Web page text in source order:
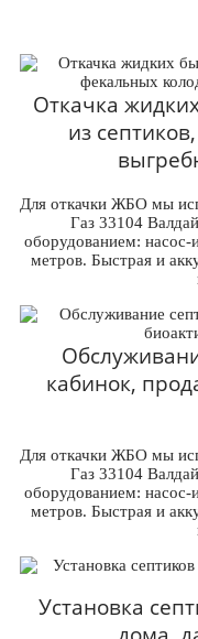
Откачка
из
Для откачки ЖБО мы
Газ 33104
оборудованием: насос-
метров. Быстрая и
кабинок,
Для откачки ЖБО мы
Газ 33104
оборудованием: насос-
метров. Быстрая и
Установка